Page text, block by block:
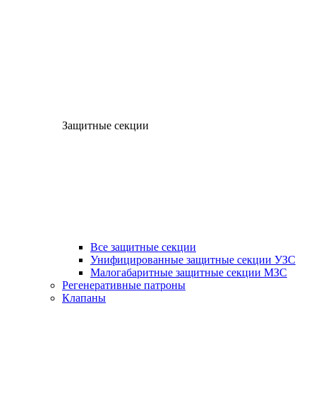
Защитные секции
Все защитные секции
Унифицированные защитные секции УЗС
Малогабаритные защитные секции МЗС
Регенеративные патроны
Клапаны